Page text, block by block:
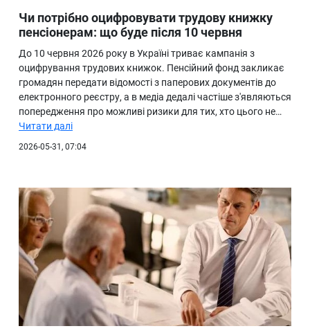
Ukraine
Про нас
Чи потрібно оцифровувати трудову книжку
пенсіонерам: що буде після 10 червня
До 10 червня 2026 року в Україні триває кампанія з
оцифрування трудових книжок. Пенсійний фонд закликає
громадян передати відомості з паперових документів до
електронного реєстру, а в медіа дедалі частіше з'являються
попередження про можливі ризики для тих, хто цього не…
Читати далі
2026-05-31, 07:04